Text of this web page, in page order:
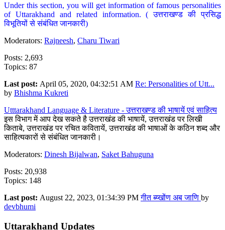
Under this section, you will get information of famous personalities
of Uttarakhand and related information. ( उत्तराखण्ड की प्रसिद्ध
विभूतियों से संबंधित जानकारी)
Moderators: Rajneesh, Charu Tiwari
Posts: 2,693
Topics: 87
Last post: April 05, 2020, 04:32:51 AM Re: Personalities of Utt...
by Bhishma Kukreti
Utttarakhand Language & Literature - उत्तराखण्ड की भाषायें एवं साहित्य
इस विभाग में आप देख सकते है उत्तराखंड की भाषायें, उत्तराखंड पर लिखी
किताबे, उत्तराखंड पर रचित कवितायें, उत्तराखंड की भाषाओं के कठिन शब्द और
साहित्यकारों से संबंधित जानकारी।
Moderators: Dinesh Bijalwan, Saket Bahuguna
Posts: 20,938
Topics: 148
Last post: August 22, 2023, 01:34:39 PMगीत ब्य्खोंण अब जाणि by
devbhumi
Uttarakhand Updates